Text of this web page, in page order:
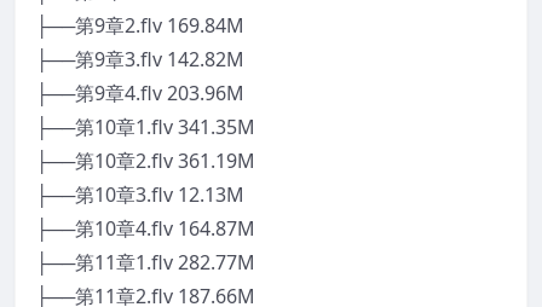
├──第9章2.flv 169.84M
├──第9章3.flv 142.82M
├──第9章4.flv 203.96M
├──第10章1.flv 341.35M
├──第10章2.flv 361.19M
├──第10章3.flv 12.13M
├──第10章4.flv 164.87M
├──第11章1.flv 282.77M
├──第11章2.flv 187.66M